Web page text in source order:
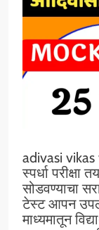
adivasi
स्पर्धा परीक्षा
सोडवण्याचा
टेस्ट आपन
माध्यमातून